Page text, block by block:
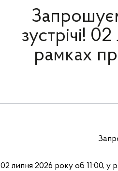
зустрічі!
рамках
02 липня 2026 року об 11:00, у